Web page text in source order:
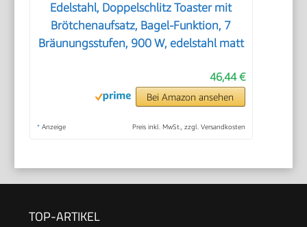
Edelstahl, Doppelschlitz Toaster mit
Brötchenaufsatz, Bagel-Funktion, 7
Bräunungsstufen, 900 W, edelstahl matt
46,44 €
Bei Amazon ansehen
* Anzeige Preis inkl. MwSt., zzgl. Versandkosten
TOP-ARTIKEL